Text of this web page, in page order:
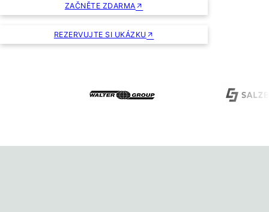
ZAČNĚTE ZDARMA
REZERVUJTE SI UKÁZKU